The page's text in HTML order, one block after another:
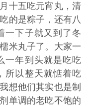
十五吃元宵丸，清
的是粽子，还有八
一下子就又到了冬
米丸子了。大家一
一年到头就是吃吃
所以整天就惦着吃
想他们其实也是制
单调的老吃不饱的